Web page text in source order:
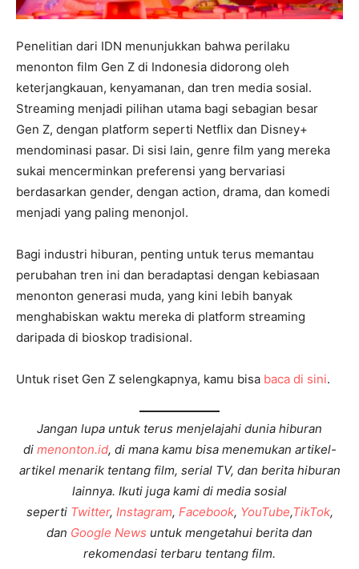
Penelitian dari IDN menunjukkan bahwa perilaku
menonton film Gen Z di Indonesia didorong oleh
keterjangkauan, kenyamanan, dan tren media sosial.
Streaming menjadi pilihan utama bagi sebagian besar
Gen Z, dengan platform seperti Netflix dan Disney+
mendominasi pasar. Di sisi lain, genre film yang mereka
sukai mencerminkan preferensi yang bervariasi
berdasarkan gender, dengan action, drama, dan komedi
menjadi yang paling menonjol.
Bagi industri hiburan, penting untuk terus memantau
perubahan tren ini dan beradaptasi dengan kebiasaan
menonton generasi muda, yang kini lebih banyak
menghabiskan waktu mereka di platform streaming
daripada di bioskop tradisional.
Untuk riset Gen Z selengkapnya, kamu bisa baca di sini.
Jangan lupa untuk terus menjelajahi dunia hiburan
di menonton.id, di mana kamu bisa menemukan artikel-
artikel menarik tentang film, serial TV, dan berita hiburan
lainnya. Ikuti juga kami di media sosial
seperti Twitter, Instagram, Facebook, YouTube,TikTok,
dan Google News untuk mengetahui berita dan
rekomendasi terbaru tentang film.